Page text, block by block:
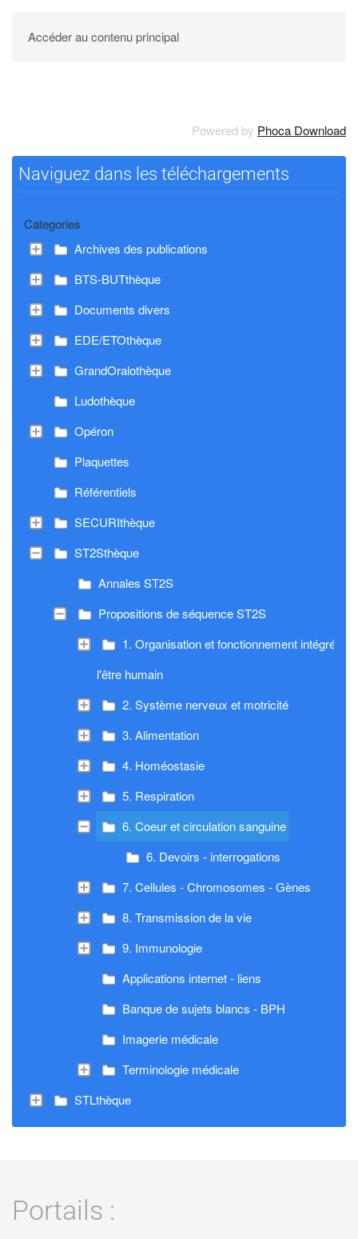
Accéder au contenu principal
UPBM
Powered by Phoca Download
Naviguez dans les téléchargements
Categories
Archives des publications
BTS-BUTthèque
Documents divers
EDE/ETOthèque
GrandOralothèque
Ludothèque
Opéron
Plaquettes
Référentiels
SECURIthèque
ST2Sthèque
Annales ST2S
Propositions de séquence ST2S
1. Organisation et fonctionnement intégré de
l'être humain
2. Système nerveux et motricité
3. Alimentation
4. Homéostasie
5. Respiration
6. Coeur et circulation sanguine
6. Devoirs - interrogations
7. Cellules - Chromosomes - Gènes
8. Transmission de la vie
9. Immunologie
Applications internet - liens
Banque de sujets blancs - BPH
Imagerie médicale
Terminologie médicale
STLthèque
Portails :